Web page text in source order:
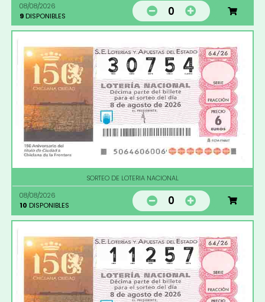
08/08/2026
9 DISPONIBLES 0
SORTEO DE LOTERIA NACIONAL
08/08/2026
10 DISPONIBLES 0